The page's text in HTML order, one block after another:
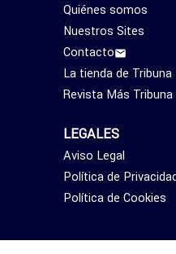
Quiénes somos
Nuestros Sites
Contacto
La tienda de Tribuna
Revista Más Tribuna
LEGALES
Aviso Legal
Política de
Política de Cookies